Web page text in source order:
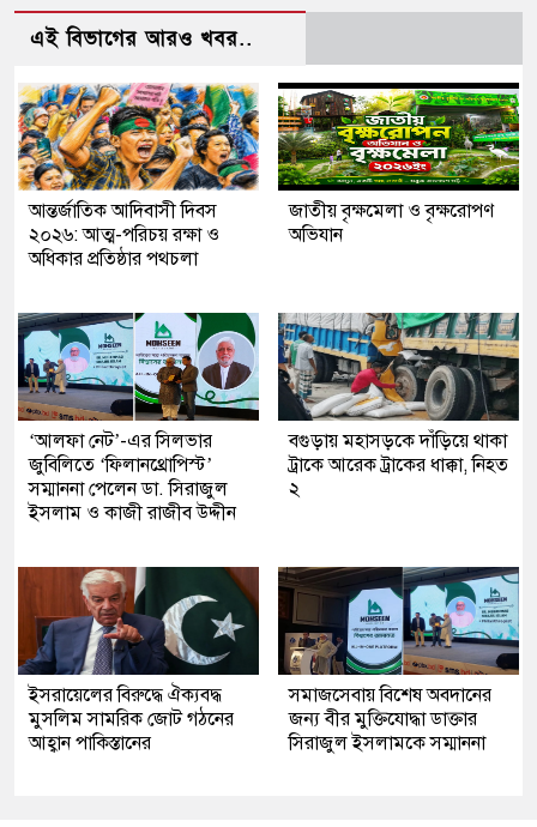
এই বিভাগের আরও খবর..
আন্তর্জাতিক আদিবাসী দিবস
২০২৬: আত্ম-পরিচয় রক্ষা ও
অধিকার প্রতিষ্ঠার পথচলা
জাতীয় বৃক্ষমেলা ও বৃক্ষরোপণ
অভিযান
‘আলফা নেট’-এর সিলভার
জুবিলিতে ‘ফিলানথ্রোপিস্ট’
সম্মাননা পেলেন ডা. সিরাজুল
ইসলাম ও কাজী রাজীব উদ্দীন
বগুড়ায় মহাসড়কে দাঁড়িয়ে থাকা
ট্রাকে আরেক ট্রাকের ধাক্কা, নিহত
২
ইসরায়েলের বিরুদ্ধে ঐক্যবদ্ধ
মুসলিম সামরিক জোট গঠনের
আহ্বান পাকিস্তানের
সমাজসেবায় বিশেষ অবদানের
জন্য বীর মুক্তিযোদ্ধা ডাক্তার
সিরাজুল ইসলামকে সম্মাননা